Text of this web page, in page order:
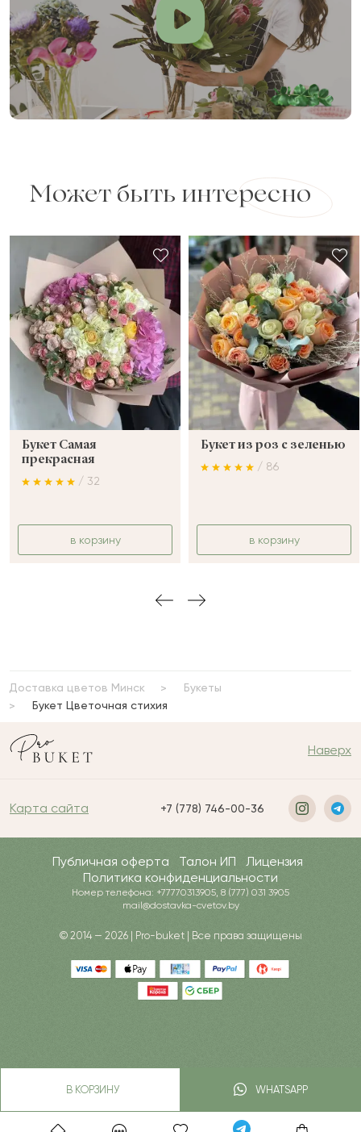
В КОРЗИНУ WHATSAPP
Может быть интересно
Букет Самая
прекрасная
/ 32
в корзину
Букет из роз с зеленью
/ 86
в корзину
Доставка цветов Минск
Букеты
Букет Цветочная стихия
Наверх
Карта сайта +7 (778) 746-00-36
Публичная оферта Талон ИП
Лицензия
Политика конфиденциальности
Номер телефона: +77770313905, 8 (777) 031 3905
mail@dostavka-cvetov.by
© 2014 — 2026 | Pro-buket | Все права защищены